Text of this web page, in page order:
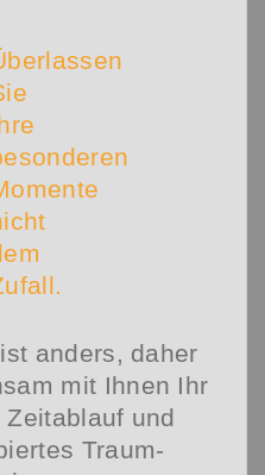
anders, daher
mit Ihnen Ihr
und
Traum-